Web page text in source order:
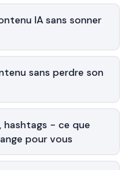
IA sans sonner
sans perdre son
hashtags - ce que
pour vous